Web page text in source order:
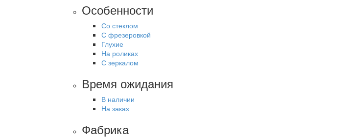
Особенности
Со стеклом
С фрезеровкой
Глухие
На роликах
С зеркалом
Время ожидания
В наличии
На заказ
Фабрика